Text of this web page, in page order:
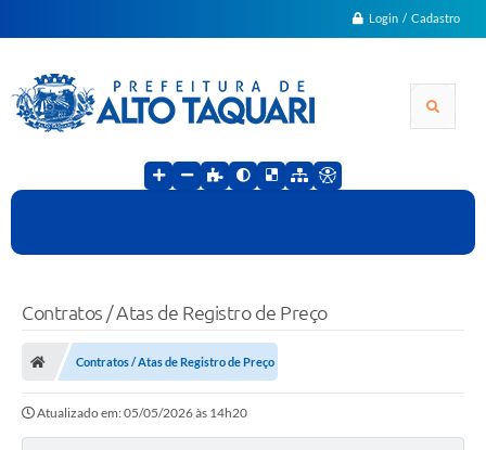
Login / Cadastro
Contratos / Atas de Registro de Preço
Contratos / Atas de Registro de Preço
Atualizado em: 05/05/2026 às 14h20